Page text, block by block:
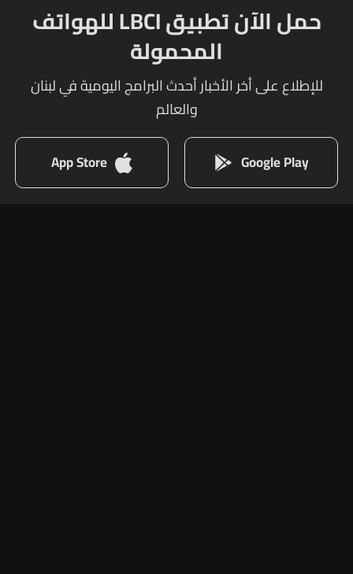
حمل الآن تطبيق LBCI للهواتف
المحمولة
للإطلاع على أخر الأخبار أحدث البرامج اليومية في لبنان
والعالم
Google Play
App Store